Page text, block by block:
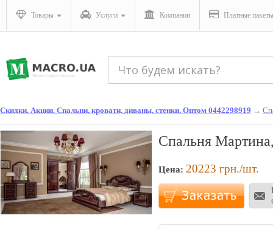
Товары Услуги Компании Платные пакеты
Скидки. Акции. Спальни, кровати, диваны, стенки. Оптом 0442298919 →
Спальня
Цена: 20223 грн./шт.